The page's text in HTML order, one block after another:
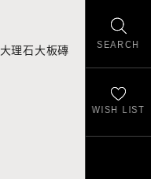
SEARCH
WISH LIST
大理石大板磚